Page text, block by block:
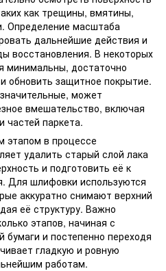
как трещины, вмятины,
Определение масштаба
дальнейшие действия и
восстановления. В некоторых
минимальны, достаточно
обновить защитное покрытие.
может
вмешательство, включая
частей паркета.
в процессе
удалить старый слой лака
и подготовить её к
Для шлифовки используются
аккуратно снимают верхний
её структуру. Важно
этапов, начиная с
бумаги и постепенно переходя
гладкую и ровную
работам.